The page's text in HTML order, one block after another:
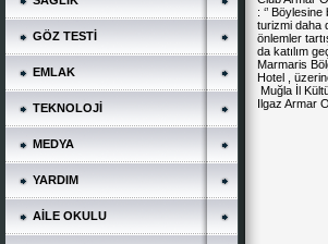
GÖZ TESTİ
EMLAK
TEKNOLOJİ
MEDYA
YARDIM
AİLE OKULU
: ‘’
turizmi daha
önlemler
da katılım
Marmaris
Hotel ,
Muğla İl
Ilgaz Armar